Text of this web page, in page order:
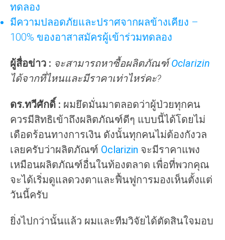
ทดลอง
มีความปลอดภัยและปราศจากผลข้างเคียง –
100% ของอาสาสมัครผู้เข้าร่วมทดลอง
ผู้สื่อข่าว : จะสามารถหาซื้อผลิตภัณฑ์ Oclarizin
ได้จากที่ไหนและมีราคาเท่าไหร่คะ?
ดร.ทวีศักดิ์ : ผมยึดมั่นมาตลอดว่าผู้ป่วยทุกคน
ควรมีสิทธิเข้าถึงผลิตภัณฑ์ดีๆ แบบนี้ได้โดยไม่
เดือดร้อนทางการเงิน ดังนั้นทุกคนไม่ต้องกังวล
เลยครับว่าผลิตภัณฑ์ Oclarizin จะมีราคาแพง
เหมือนผลิตภัณฑ์อื่นในท้องตลาด เพื่อที่พวกคุณ
จะได้เริ่มดูแลดวงตาและฟื้นฟูการมองเห็นตั้งแต่
วันนี้ครับ
ยิ่งไปกว่านั้นแล้ว ผมและทีมวิจัยได้ตัดสินใจมอบ